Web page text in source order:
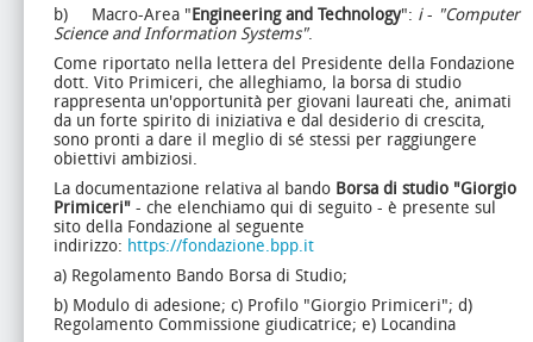
b) Macro-Area "Engineering and Technology": i- "Computer
Science and Information Systems".
Come riportato nella lettera del Presidente della Fondazione
dott. Vito Primiceri, che alleghiamo, la borsa di studio
rappresenta un'opportunità per giovani laureati che, animati
da un forte spirito di iniziativa e dal desiderio di crescita,
sono pronti a dare il meglio di sé stessi per raggiungere
obiettivi ambiziosi.
La documentazione relativa al bando Borsa di studio "Giorgio
Primiceri" - che elenchiamo qui di seguito - è presente sul
sito della Fondazione al seguente
indirizzo: https://fondazione.bpp.it
a) Regolamento Bando Borsa di Studio;
b) Modulo di adesione; c) Profilo "Giorgio Primiceri"; d)
Regolamento Commissione giudicatrice; e) Locandina